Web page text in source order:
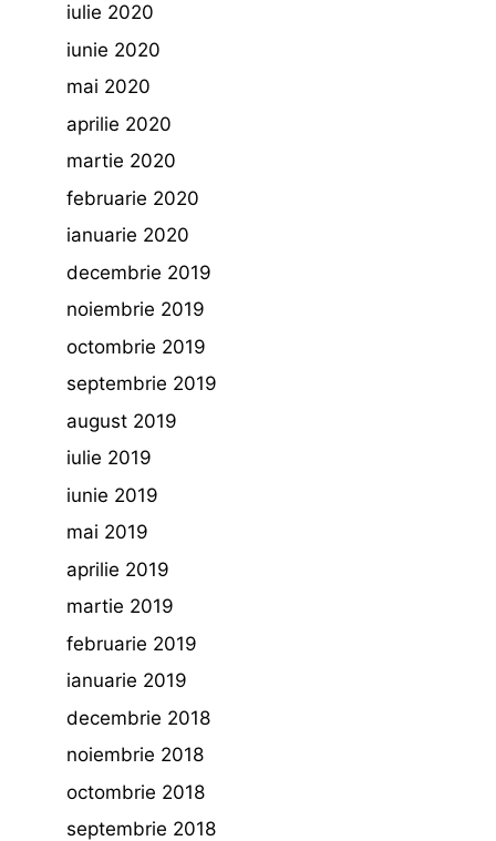
iulie 2020
iunie 2020
mai 2020
aprilie 2020
martie 2020
februarie 2020
ianuarie 2020
decembrie 2019
noiembrie 2019
octombrie 2019
septembrie 2019
august 2019
iulie 2019
iunie 2019
mai 2019
aprilie 2019
martie 2019
februarie 2019
ianuarie 2019
decembrie 2018
noiembrie 2018
octombrie 2018
septembrie 2018